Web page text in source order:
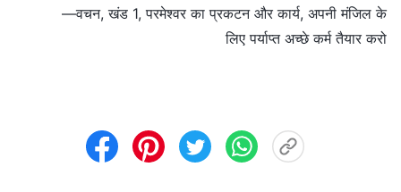
—वचन, खंड 1, परमेश्वर का प्रकटन और कार्य, अपनी मंजिल के
लिए पर्याप्त अच्छे कर्म तैयार करो